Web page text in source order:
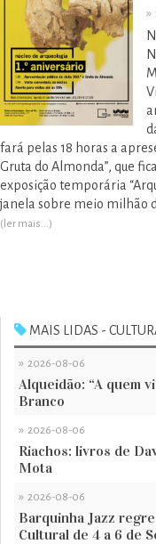
»
fará pelas 18 horas a
Gruta do Almonda”, que
exposição temporária
janela sobre meio milhão
(ler mais...)
MAIS LIDAS -
» 2026-08-06
Alqueidão: “A quem
Branco
» 2026-08-06
Riachos: livros de
Mota
» 2026-08-06
Barquinha Jazz
Cultural de 4 a 6 de